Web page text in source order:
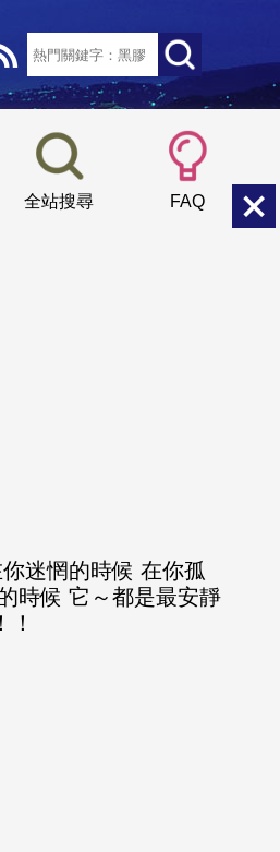
全站搜尋 FAQ
小 中
迷惘的時候 在你孤
時候 它～都是最安靜